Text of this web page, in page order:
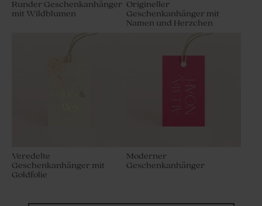
Runder Geschenkanhänger
mit Wildblumen
Origineller
Geschenkanhänger mit
Namen und Herzchen
Veredelte
Geschenkanhänger mit
Goldfolie
Moderner
Geschenkanhänger